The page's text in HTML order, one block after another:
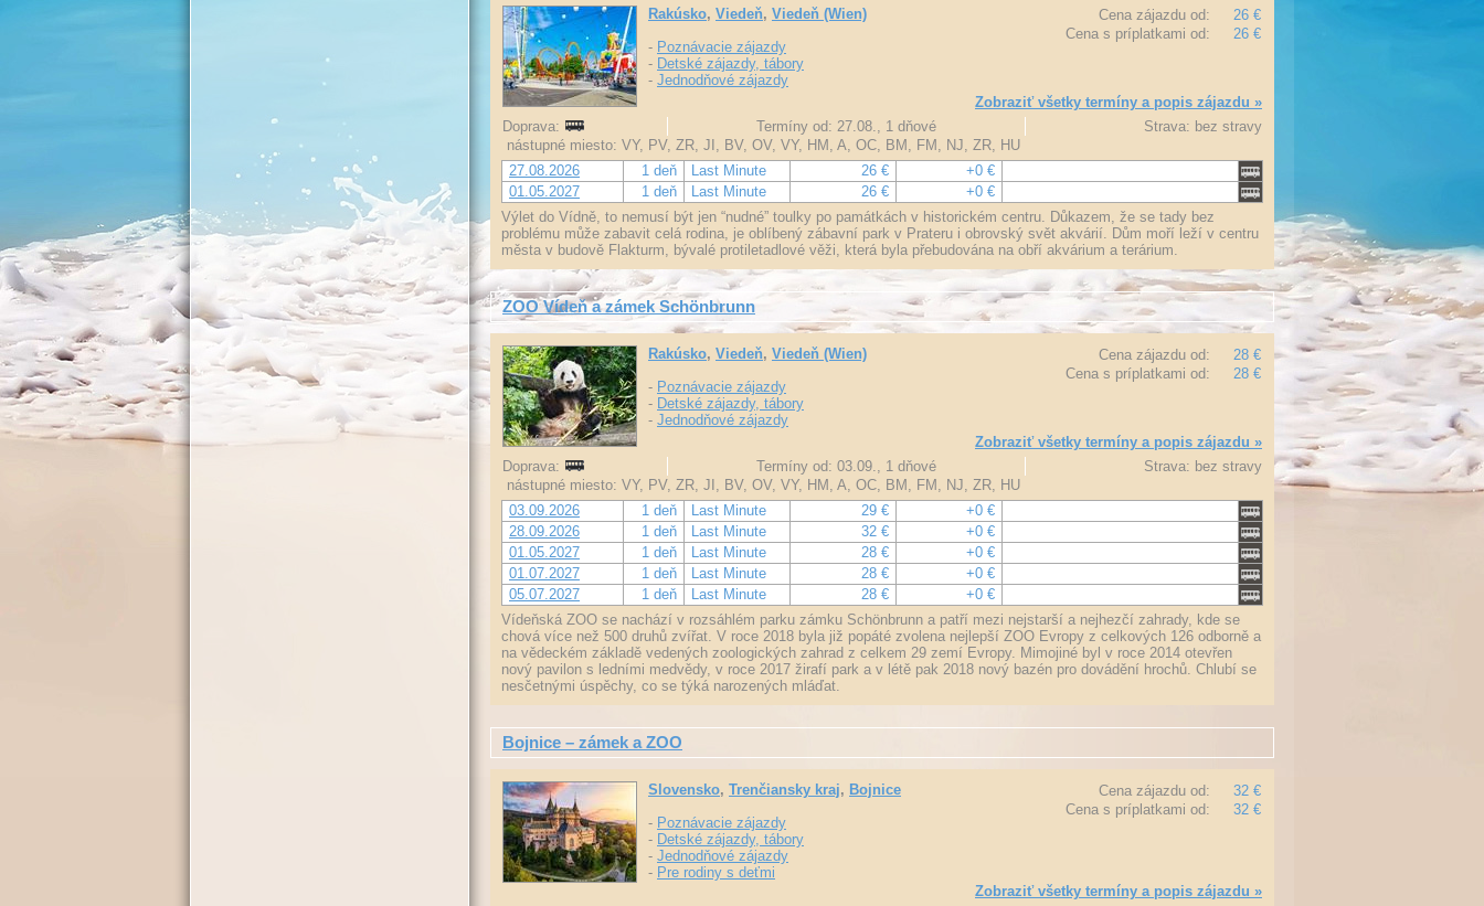
Cena zájazdu od:
26 €
Cena s príplatkami od:
26 €
Rakúsko, Viedeň, Viedeň (Wien)
- Poznávacie zájazdy
- Detské zájazdy, tábory
- Jednodňové zájazdy
Zobraziť všetky termíny a popis zájazdu »
Doprava:
Termíny od: 27.08., 1 dňové
Strava: bez stravy
nástupné miesto: VY, PV, ZR, JI, BV, OV, VY, HM, A, OC, BM, FM, NJ, ZR, HU
27.08.2026
1 deň Last Minute 26 €
+0 €
01.05.2027
1 deň Last Minute 26 €
+0 €
Výlet do Vídně, to nemusí být jen “nudné” toulky po památkách v historickém centru. Důkazem, že se tady bez
problému může zabavit celá rodina, je oblíbený zábavní park v Prateru i obrovský svět akvárií. Dům moří leží v centru
města v budově Flakturm, bývalé protiletadlové věži, která byla přebudována na obří akvárium a terárium.
ZOO Vídeň a zámek Schönbrunn
Cena zájazdu od:
28 €
Cena s príplatkami od:
28 €
Rakúsko, Viedeň, Viedeň (Wien)
- Poznávacie zájazdy
- Detské zájazdy, tábory
- Jednodňové zájazdy
Zobraziť všetky termíny a popis zájazdu »
Doprava:
Termíny od: 03.09., 1 dňové
Strava: bez stravy
nástupné miesto: VY, PV, ZR, JI, BV, OV, VY, HM, A, OC, BM, FM, NJ, ZR, HU
03.09.2026
1 deň Last Minute 29 €
+0 €
28.09.2026
1 deň Last Minute 32 €
+0 €
01.05.2027
1 deň Last Minute 28 €
+0 €
01.07.2027
1 deň Last Minute 28 €
+0 €
05.07.2027
1 deň Last Minute 28 €
+0 €
Vídeňská ZOO se nachází v rozsáhlém parku zámku Schönbrunn a patří mezi nejstarší a nejhezčí zahrady, kde se
chová více než 500 druhů zvířat. V roce 2018 byla již popáté zvolena nejlepší ZOO Evropy z celkových 126 odborně a
na vědeckém základě vedených zoologických zahrad z celkem 29 zemí Evropy. Mimojiné byl v roce 2014 otevřen
nový pavilon s ledními medvědy, v roce 2017 žirafí park a v létě pak 2018 nový bazén pro dovádění hrochů. Chlubí se
nesčetnými úspěchy, co se týká narozených mláďat.
Bojnice – zámek a ZOO
Cena zájazdu od:
32 €
Cena s príplatkami od:
32 €
Slovensko, Trenčiansky kraj, Bojnice
- Poznávacie zájazdy
- Detské zájazdy, tábory
- Jednodňové zájazdy
- Pre rodiny s deťmi
Zobraziť všetky termíny a popis zájazdu »